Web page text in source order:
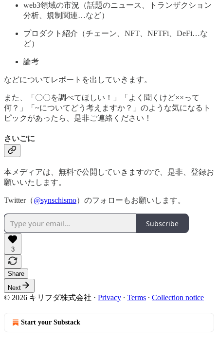
web3領域の市況（話題のニュース、トランザクション
分析、規制関連…など）
プロダクト紹介（チェーン、NFT、NFTFi、DeFi…な
ど）
論考
などについてレポートを出していきます。
また、「〇〇を調べてほしい！」「よく聞くけど××って
何？」「~についてどう考えますか？」のような気になるト
ピックがあったら、是非ご連絡ください！
さいごに
本メディアは、無料で公開していきますので、是非、登録お
願いいたします。
Twitter（@synschismo）のフォローもお願いします。
Subscribe
3
Share
Next
© 2026 キリフダ株式会社 · Privacy ∙ Terms ∙ Collection notice
Start your Substack